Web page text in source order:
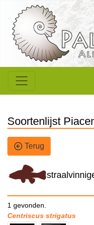
Soortenlijst
Terug
1 gevonden.
Centriscus strigatus